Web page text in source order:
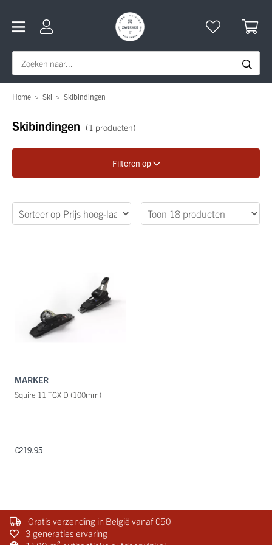
Home > Ski > Skibindingen
Skibindingen (1 producten)
Filteren op
Verfijn je zoekopdracht
MARKER
Squire 11 TCX D (100mm)
€219.95
Gratis verzending in België vanaf €50
3 generaties ervaring